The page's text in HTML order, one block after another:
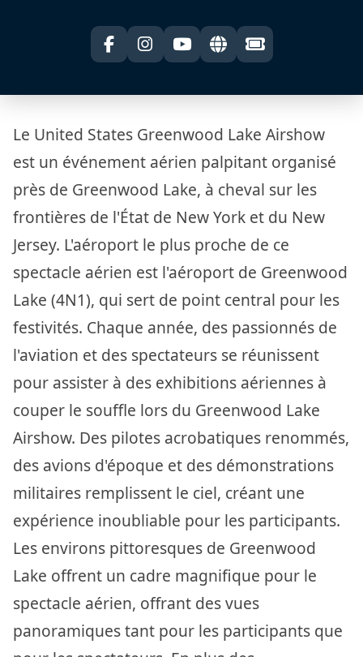
Le United States Greenwood Lake Airshow
est un événement aérien palpitant organisé
près de Greenwood Lake, à cheval sur les
frontières de l'État de New York et du New
Jersey. L'aéroport le plus proche de ce
spectacle aérien est l'aéroport de Greenwood
Lake (4N1), qui sert de point central pour les
festivités. Chaque année, des passionnés de
l'aviation et des spectateurs se réunissent
pour assister à des exhibitions aériennes à
couper le souffle lors du Greenwood Lake
Airshow. Des pilotes acrobatiques renommés,
des avions d'époque et des démonstrations
militaires remplissent le ciel, créant une
expérience inoubliable pour les participants.
Les environs pittoresques de Greenwood
Lake offrent un cadre magnifique pour le
spectacle aérien, offrant des vues
panoramiques tant pour les participants que